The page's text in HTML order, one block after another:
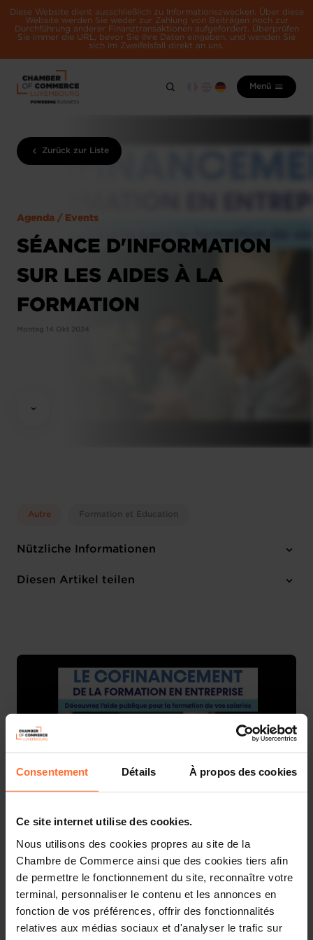
Consentement Détails À propos des cookies
Ce site internet utilise des cookies.
Nous utilisons des cookies propres au site de la
Chambre de Commerce ainsi que des cookies tiers afin
de permettre le fonctionnement du site, reconnaître votre
terminal, personnaliser le contenu et les annonces en
fonction de vos préférences, offrir des fonctionnalités
relatives aux médias sociaux et d'analyser le trafic sur
Diese Website dient ausschließlich zu Informationszwecken. Über diese
Website werden Sie weder zur Zahlung von Beiträgen noch zur
Durchführung anderer Finanztransaktionen aufgefordert. Überprüfen
Sie immer die URL, bevor Sie Ihre Daten eingeben, und wenden Sie
sich im Zweifelsfall direkt an uns.
Menü
Zurück zur Liste
Agenda / Events
SÉANCE D'INFORMATION
SUR LES AIDES À LA
FORMATION
Montag 14 Okt 2024
Autre Formation et Education
Nützliche Informationen
Montag 14 Okt 2024
Diesen Artikel teilen
rendez-vous pour des séances d’information sur le co-
financement de la formation professionnelle en
entreprise.
Votre entreprise est établie au Luxembourget y exerce
principalement ses activités?